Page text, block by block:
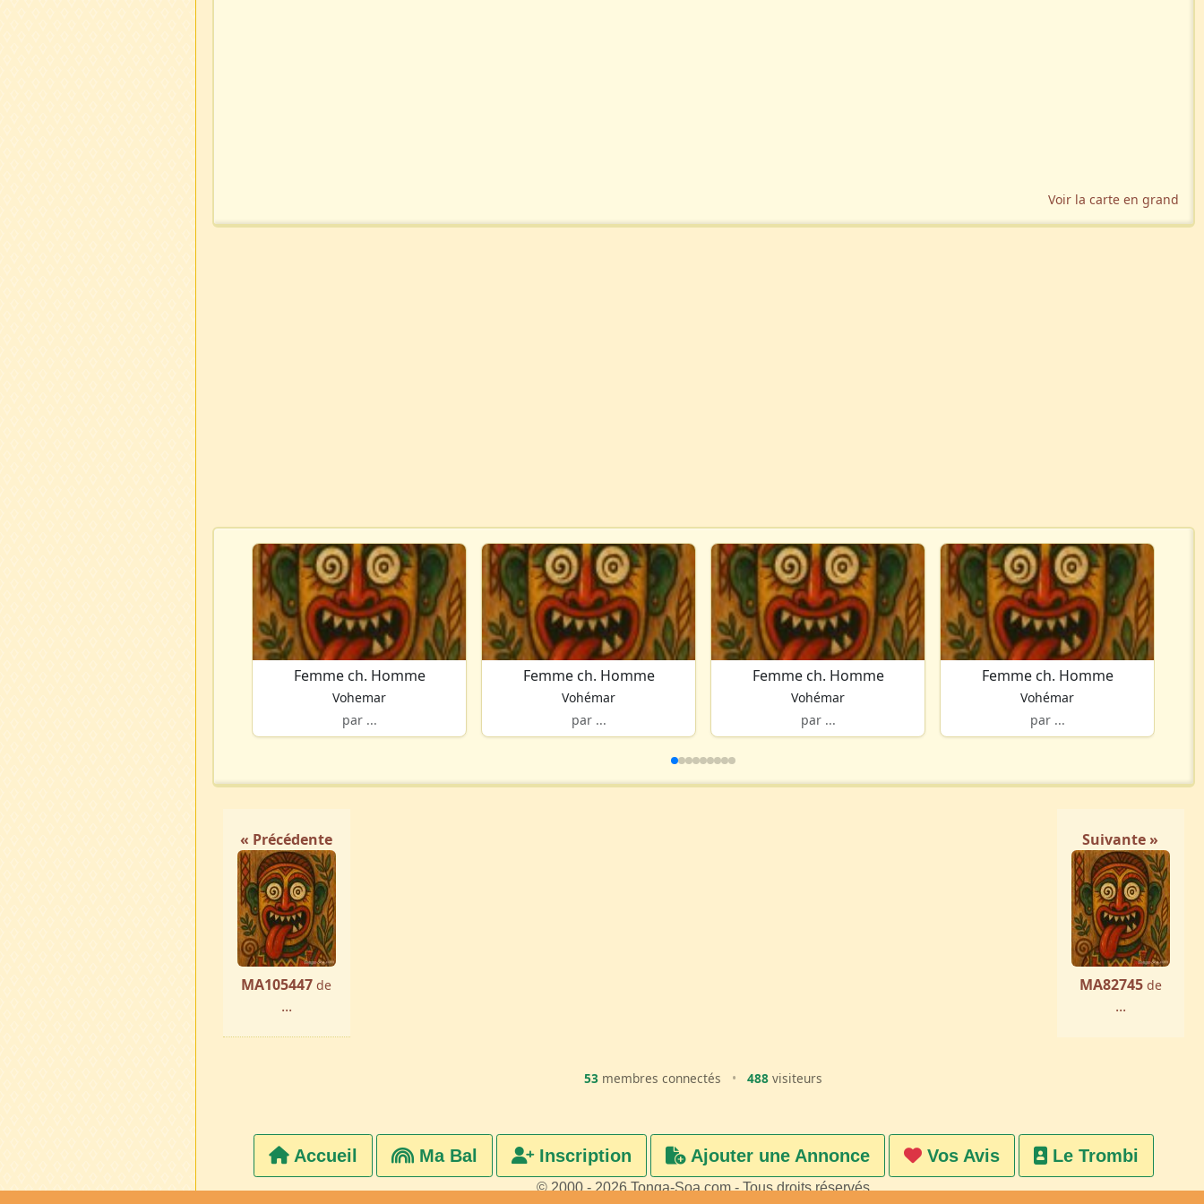
Voir la carte en grand
Femme ch. Homme
Vohemar
par ...
Femme ch. Homme
Vohémar
par ...
Femme ch. Homme
Vohémar
par ...
Femme ch. Homme
Vohémar
par ...
« Précédente
MA105447 de
...
Suivante »
MA82745 de
...
53 membres connectés • 488 visiteurs
Accueil Ma Bal Inscription Ajouter une Annonce Vos Avis Le Trombi
© 2000 - 2026 Tonga-Soa.com - Tous droits réservés